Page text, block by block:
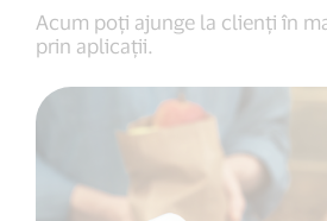
Acum poți ajunge la clienți în
prin aplicații.